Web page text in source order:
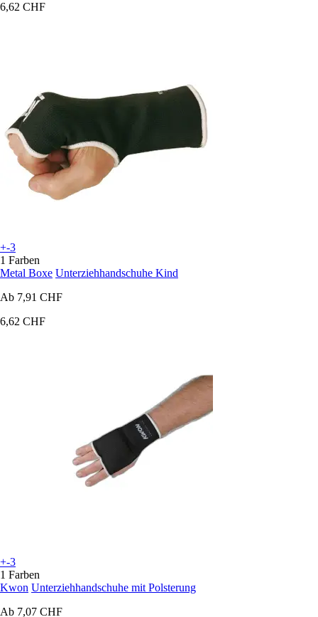
6,62 CHF
+-3
1 Farben
Metal Boxe Unterziehhandschuhe Kind
Ab 7,91 CHF
6,62 CHF
+-3
1 Farben
Kwon Unterziehhandschuhe mit Polsterung
Ab 7,07 CHF